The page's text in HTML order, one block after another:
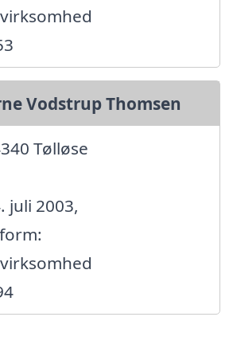
Vodstrup Thomsen
Tølløse
juli 2003,